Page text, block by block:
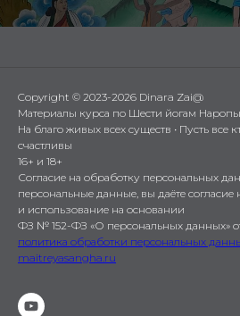
Copyright © 2023-2026 Dinara Zai@
Материалы курса по Шести йогам
На благо живых всех существ • Пусть все
счастливы
16+ и 18+
Согласие на обработку персональных
персональные данные, вы даёте согласие
и использование на основании
ФЗ № 152-ФЗ «О персональных данных» от
политика обработки персональных
maitreyasangha.ru